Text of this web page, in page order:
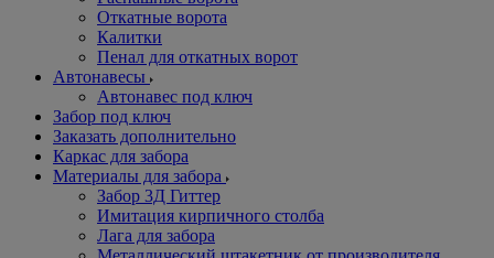
Откатные ворота
Калитки
Пенал для откатных ворот
Автонавесы
Автонавес под ключ
Забор под ключ
Заказать дополнительно
Каркас для забора
Материалы для забора
Забор 3Д Гиттер
Имитация кирпичного столба
Лага для забора